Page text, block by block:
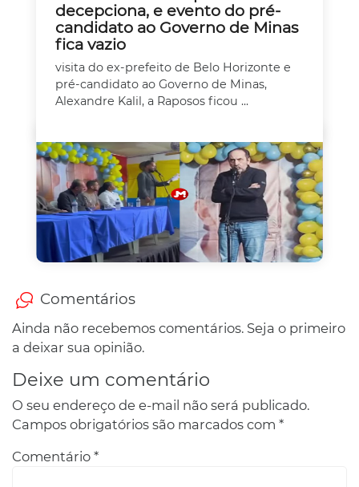
decepciona, e evento do pré-
candidato ao Governo de Minas
fica vazio
visita do ex-prefeito de Belo Horizonte e
pré-candidato ao Governo de Minas,
Alexandre Kalil, a Raposos ficou ...
Comentários
Ainda não recebemos comentários. Seja o primeiro
a deixar sua opinião.
Deixe um comentário
O seu endereço de e-mail não será publicado.
Campos obrigatórios são marcados com *
Comentário *